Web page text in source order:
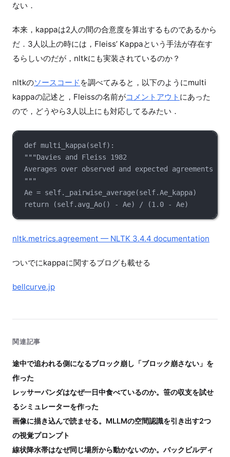
ない．
本来，kappaは2人の間の合意度を算出するものであるから
だ．3人以上の時には，Fleiss’ Kappaという手法が存在す
るらしいのだが，nltkにも実装されているのか？
nltkのソースコード を調べてみると，以下のようにmulti
kappaの記述と，Fleissの名前がコメントアウト にあった
ので，どうやら3人以上にも対応してるみたい．
def multi_kappa(self):
"""Davies and Fleiss 1982
Averages over observed and expected agreements
"""
Ae = self._pairwise_average(self.Ae_kappa)
return (self.avg_Ao() - Ae) / (1.0 - Ae)
nltk.metrics.agreement — NLTK 3.4.4 documentation
ついでにkappaに関するブログも載せる
bellcurve.jp
関連記事
途中で追われる側になるブロック崩し「ブロック崩さない」を
作った
レッサーパンダはなぜ一日中食べているのか。笹の収支を試せ
るシミュレーターを作った
画像に描き込んで読ませる。MLLMの空間認識を引き出す2つ
の視覚プロンプト
線状降水帯はなぜ同じ場所から動かないのか。バックビルディ